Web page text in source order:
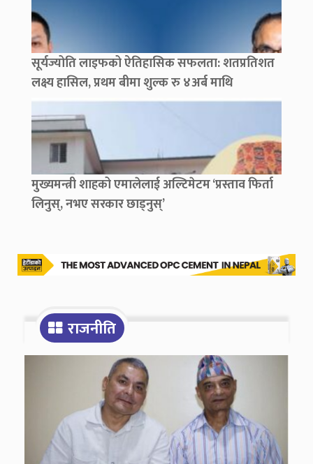
सूर्यज्योति लाइफको ऐतिहासिक सफलता: शतप्रतिशत
लक्ष्य हासिल, प्रथम बीमा शुल्क रु ४अर्ब माथि
मुख्यमन्त्री शाहको एमालेलाई अल्टिमेटम ‘प्रस्ताव फिर्ता
लिनुस्, नभए सरकार छाड्नुस्’
राजनीति